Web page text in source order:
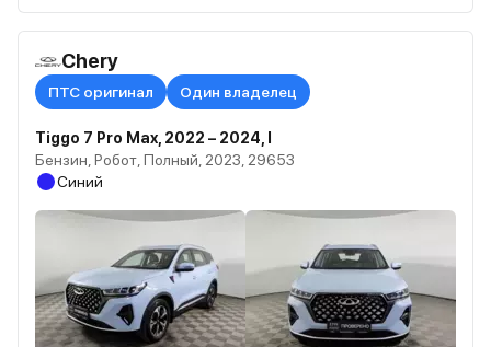
Chery
ПТС оригинал Один владелец
Tiggo 7 Pro Max, 2022 – 2024, I
Бензин, Робот, Полный, 2023, 29653
Синий